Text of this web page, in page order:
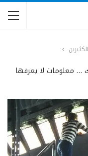
… معلومات لا يعرفها